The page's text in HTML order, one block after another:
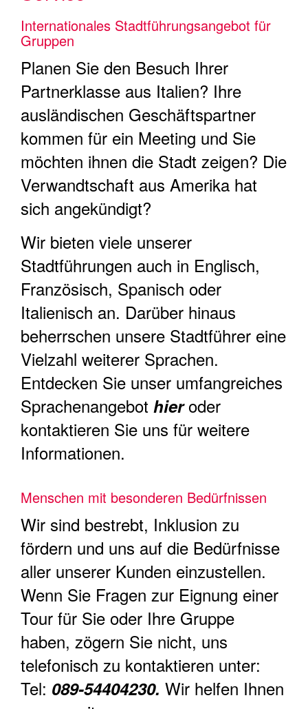
Internationales Stadtführungsangebot für
Gruppen
Planen Sie den Besuch Ihrer
Partnerklasse aus Italien? Ihre
ausländischen Geschäftspartner
kommen für ein Meeting und Sie
möchten ihnen die Stadt zeigen? Die
Verwandtschaft aus Amerika hat
sich angekündigt?
Wir bieten viele unserer
Stadtführungen auch in Englisch,
Französisch, Spanisch oder
Italienisch an. Darüber hinaus
beherrschen unsere Stadtführer eine
Vielzahl weiterer Sprachen.
Entdecken Sie unser umfangreiches
Sprachenangebot hieroder
kontaktieren Sie uns für weitere
Informationen.
Menschen mit besonderen Bedürfnissen
Wir sind bestrebt, Inklusion zu
fördern und uns auf die Bedürfnisse
aller unserer Kunden einzustellen.
Wenn Sie Fragen zur Eignung einer
Tour für Sie oder Ihre Gruppe
haben, zögern Sie nicht, uns
telefonisch zu kontaktieren unter:
Tel: 089-54404230. Wir helfen Ihnen